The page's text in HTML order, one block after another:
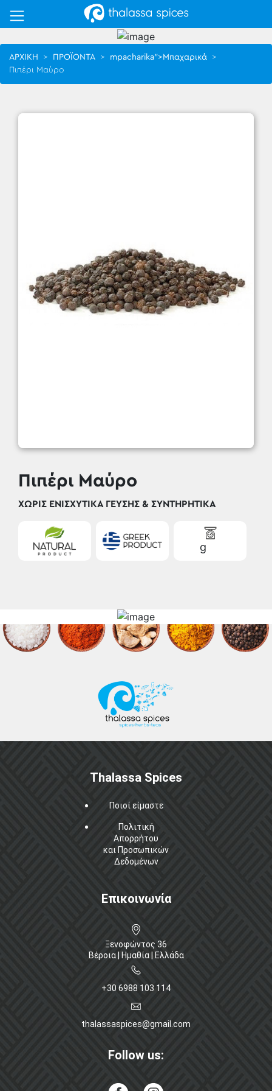
ΑΡΧΙΚΗ > ΠΡΟΪΟΝΤΑ > mpacharika">Μπαχαρικά
>
Πιπέρι Μαύρο
Πιπέρι Μαύρο
ΧΩΡΊΣ ΕΝΙΣΧΥΤΙΚΆ ΓΕΎΣΗΣ & ΣΥΝΤΗΡΗΤΙΚΆ
g
Thalassa Spices
Ποιοί είμαστε
Πολιτική
Απορρήτου
και Προσωπικών
Δεδομένων
Επικοινωνία
Ξενοφώντος 36
Βέροια | Ημαθία | Ελλάδα
+30 6988 103 114
thalassaspices@gmail.com
Follow us: